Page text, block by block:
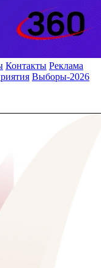
Контакты Реклама
Выборы-2026